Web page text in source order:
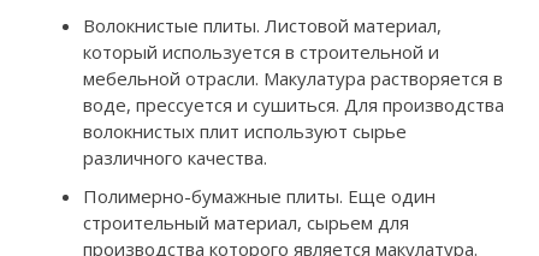
Волокнистые плиты. Листовой материал,
который используется в строительной и
мебельной отрасли. Макулатура растворяется в
воде, прессуется и сушиться. Для производства
волокнистых плит используют сырье
различного качества.
Полимерно-бумажные плиты. Еще один
строительный материал, сырьем для
производства которого является макулатура.